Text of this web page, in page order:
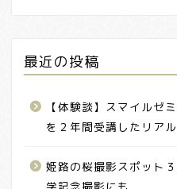
最近の投稿
【体験談】スマイルゼ
を２年間受講したリア
姫路の桜撮影スポット